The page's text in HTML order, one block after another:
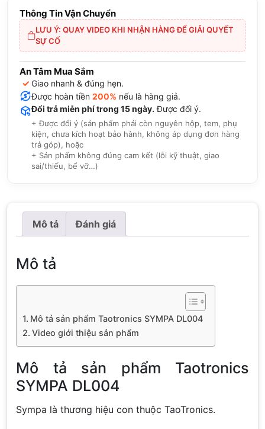
Thông Tin Vận Chuyển
LƯU Ý: QUAY VIDEO KHI NHẬN HÀNG ĐỂ GIẢI QUYẾT
SỰ CỐ
An Tâm Mua Sắm
✓ Giao nhanh & đúng hẹn.
Được hoàn tiền 200% nếu là hàng giả.
Đổi trả miễn phí trong 15 ngày. Được đổi ý.
+ Được đổi ý (sản phẩm phải còn nguyên hộp, tem, phụ
kiện, chưa kích hoạt bảo hành, không áp dụng đơn hàng
trả góp), hoặc
+ Sản phẩm không đúng cam kết (lỗi kỹ thuật, giao
sai/thiếu, bể vỡ…)
Mô tả Đánh giá
Mô tả
Mô tả sản phẩm Taotronics SYMPA DL004
Video giới thiệu sản phẩm
Mô tả sản phẩm Taotronics
SYMPA DL004
Sympa là thương hiệu con thuộc TaoTronics.